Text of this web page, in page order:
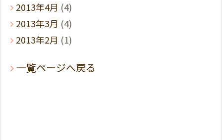
2013年4月 (4)
2013年3月 (4)
2013年2月 (1)
一覧ページへ戻る